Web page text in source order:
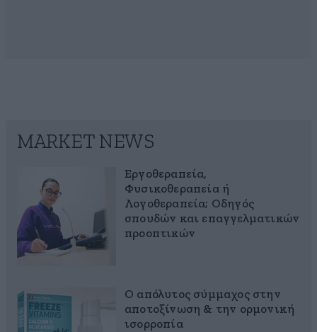
MARKET NEWS
Εργοθεραπεία,
Φυσικοθεραπεία ή
Λογοθεραπεία; Οδηγός
σπουδών και επαγγελματικών
προοπτικών
Ο απόλυτος σύμμαχος στην
αποτοξίνωση & την ορμονική
ισορροπία